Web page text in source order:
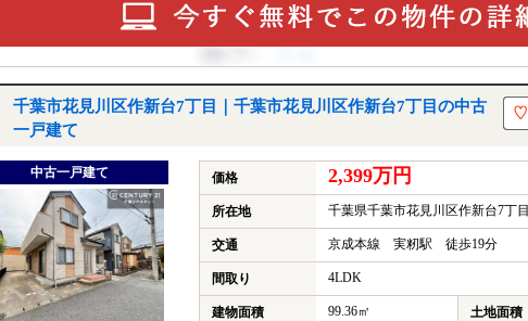
千葉市花見川区作新台7丁目｜千葉市花見川区作新台7丁目の中古
一戸建て
中古一戸建て 価格 2,399万円
所在地 千葉県千葉市花見川区作新台7丁目
交通 京成本線 実籾駅 徒歩19分
間取り 4LDK
建物面積 99.36㎡ 土地面積